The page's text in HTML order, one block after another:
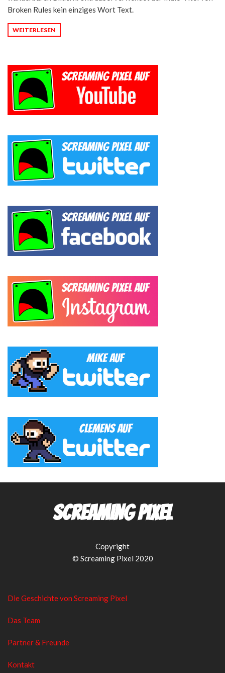
Broken Rules kein einziges Wort Text.
WEITERLESEN
Screaming Pixel
Copyright
© Screaming Pixel 2020
Die Geschichte von Screaming Pixel
Das Team
Partner & Freunde
Kontakt